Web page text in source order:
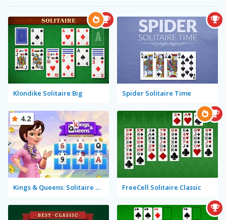
Klondike Solitaire Big Spider Solitaire Time
Kings & Queens: Solitaire Tripeaks
4.2
FreeCell Solitaire Classic